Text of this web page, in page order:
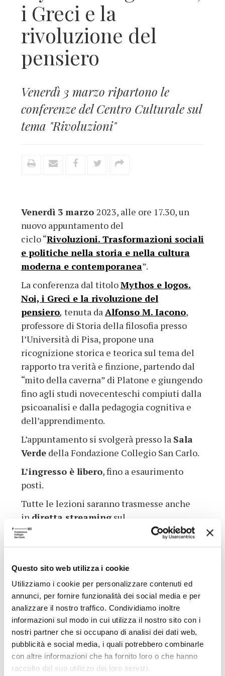
Questo sito web utilizza i cookie
Utilizziamo i cookie per personalizzare contenuti ed
annunci, per fornire funzionalità dei social media e per
analizzare il nostro traffico. Condividiamo inoltre
informazioni sul modo in cui utilizza il nostro sito con i
nostri partner che si occupano di analisi dei dati web,
pubblicità e social media, i quali potrebbero combinarle
con altre informazioni che ha fornito loro o che hanno
raccolto dal suo utilizzo dei loro servizi.
i Greci e la
rivoluzione del
pensiero
Venerdì 3 marzo ripartono le
conferenze del Centro Culturale sul
tema "Rivoluzioni"
Venerdì 3 marzo 2023, alle ore 17.30, un
nuovo appuntamento del
ciclo “Rivoluzioni. Trasformazioni sociali
e politiche nella storia e nella cultura
moderna e contemporanea”.
La conferenza dal titoloMythos e logos.
Noi, i Greci e la rivoluzione del
pensiero, tenuta daAlfonso M. Iacono,
professore di Storia della filosofia presso
l’Università di Pisa, propone una
ricognizione storica e teorica sul tema del
rapporto tra verità e finzione, partendo dal
“mito della caverna” di Platone e giungendo
fino agli studi novecenteschi compiuti dalla
psicoanalisi e dalla pedagogia cognitiva e
dell’apprendimento.
L’appuntamento si svolgerà presso la Sala
Verde della Fondazione Collegio San Carlo.
L’ingresso è libero, fino a esaurimento
posti.
Tutte le lezioni saranno trasmesse anche
in diretta streaming sul
sito
www.fondazionesancarlo.it, sul
canaleYouTubee
sul canaleYouTube del progetto
Rivoluzioni.
Torna all'archivio delle notizie
Pubblicata da: Centro Culturale il 27-02-2023